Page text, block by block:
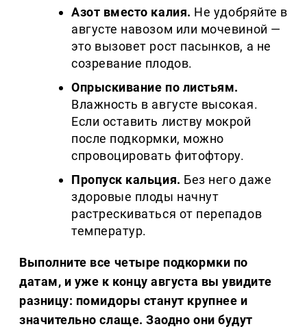
Азот вместо калия. Не удобряйте в
августе навозом или мочевиной —
это вызовет рост пасынков, а не
созревание плодов.
Опрыскивание по листьям.
Влажность в августе высокая.
Если оставить листву мокрой
после подкормки, можно
спровоцировать фитофтору.
Пропуск кальция. Без него даже
здоровые плоды начнут
растрескиваться от перепадов
температур.
Выполните все четыре подкормки по
датам, и уже к концу августа вы увидите
разницу: помидоры станут крупнее и
значительно слаще. Заодно они будут